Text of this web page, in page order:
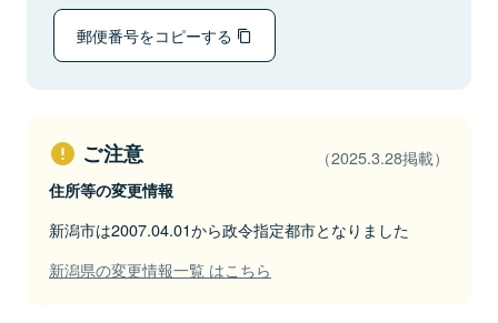
郵便番号をコピーする
ご注意 （2025.3.28掲載）
住所等の変更情報
新潟市は2007.04.01から政令指定都市となりました
新潟県の変更情報一覧 はこちら